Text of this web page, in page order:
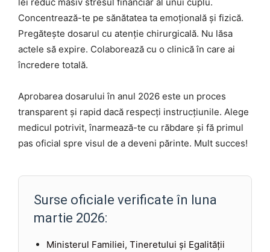
Concentrează-te pe sănătatea ta emoțională și fizică.
Pregătește dosarul cu atenție chirurgicală. Nu lăsa
actele să expire. Colaborează cu o clinică în care ai
încredere totală.
Aprobarea dosarului în anul 2026 este un proces
transparent și rapid dacă respecți instrucțiunile. Alege
medicul potrivit, înarmează-te cu răbdare și fă primul
pas oficial spre visul de a deveni părinte. Mult succes!
Surse oficiale verificate în luna
martie 2026:
Ministerul Familiei, Tineretului și Egalității